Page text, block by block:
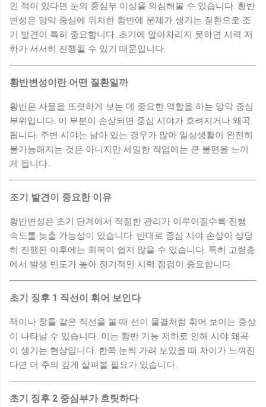
인 적이 있다면 눈의 중심부 이상을 의심해볼 수 있습니다. 황반
변성은 망막 중심에 위치한 황반에 문제가 생기는 질환으로 조
기 발견이 특히 중요합니다. 초기에 알아차리지 못하면 시력 저
하가 서서히 진행될 수 있기 때문입니다.
황반변성이란 어떤 질환일까
황반은 사물을 또렷하게 보는 데 중요한 역할을 하는 망막 중심
부위입니다. 이 부분이 손상되면 중심 시야가 흐려지거나 왜곡
됩니다. 주변 시야는 남아 있는 경우가 많아 일상생활이 완전히
불가능해지는 것은 아니지만 세밀한 작업에는 큰 불편을 느끼
게 됩니다.
조기 발견이 중요한 이유
황반변성은 초기 단계에서 적절한 관리가 이루어질수록 진행
속도를 늦출 가능성이 있습니다. 반대로 중심 시야 손상이 상당
히 진행된 이후에는 회복이 쉽지 않을 수 있습니다. 특히 고령층
에서 발생 빈도가 높아 정기적인 시력 점검이 중요합니다.
초기 징후 1 직선이 휘어 보인다
책이나 창틀 같은 직선을 볼 때 선이 물결처럼 휘어 보이는 증상
이 나타날 수 있습니다. 이는 황반 기능 저하로 인해 시야 왜곡
이 생기는 현상입니다. 한쪽 눈씩 가려 보았을 때 차이가 느껴진
다면 더 주의 깊게 살펴볼 필요가 있습니다.
초기 징후 2 중심부가 흐릿하다